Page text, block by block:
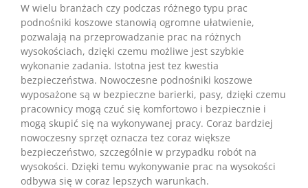
W wielu branżach czy podczas różnego typu prac
podnośniki koszowe stanowią ogromne ułatwienie,
pozwalają na przeprowadzanie prac na różnych
wysokościach, dzięki czemu możliwe jest szybkie
wykonanie zadania. Istotna jest tez kwestia
bezpieczeństwa. Nowoczesne podnośniki koszowe
wyposażone są w bezpieczne barierki, pasy, dzięki czemu
pracownicy mogą czuć się komfortowo i bezpiecznie i
mogą skupić się na wykonywanej pracy. Coraz bardziej
nowoczesny sprzęt oznacza tez coraz większe
bezpieczeństwo, szczególnie w przypadku robót na
wysokości. Dzięki temu wykonywanie prac na wysokości
odbywa się w coraz lepszych warunkach.